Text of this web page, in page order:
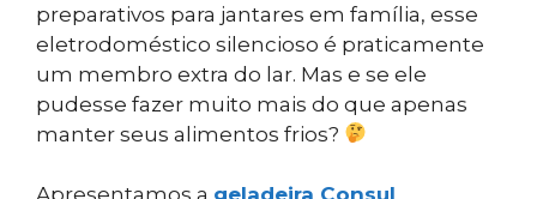
preparativos para jantares em família, esse
eletrodoméstico silencioso é praticamente
um membro extra do lar. Mas e se ele
pudesse fazer muito mais do que apenas
manter seus alimentos frios?